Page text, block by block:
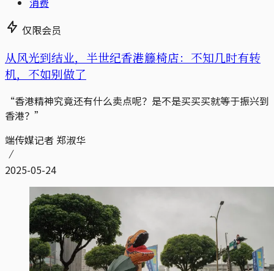
仅限会员
从风光到结业，半世纪香港籐椅店：不知几时有转
机，不如别做了
“香港精神究竟还有什么卖点呢？是不是买买买就等于振兴到
香港？”
端传媒记者 郑淑华
2025-05-24